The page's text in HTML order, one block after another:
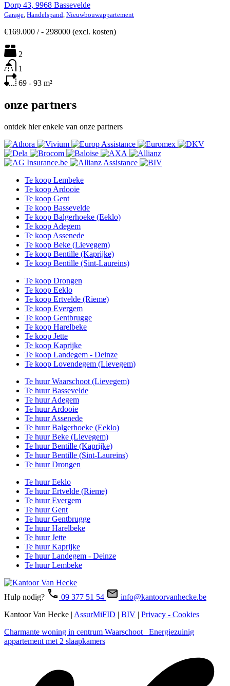
Dorp 43, 9968 Bassevelde
Garage, Handelspand, Nieuwbouwappartement
€169.000 / - 298000 (excl. kosten)
2
1
69 - 93 m²
onze partners
ontdek hier enkele van onze partners
Te koop Lembeke
Te koop Ardooie
Te koop Gent
Te koop Bassevelde
Te koop Balgerhoeke (Eeklo)
Te koop Adegem
Te koop Assenede
Te koop Beke (Lievegem)
Te koop Bentille (Kaprijke)
Te koop Bentille (Sint-Laureins)
Te koop Drongen
Te koop Eeklo
Te koop Ertvelde (Rieme)
Te koop Evergem
Te koop Gentbrugge
Te koop Harelbeke
Te koop Jette
Te koop Kaprijke
Te koop Landegem - Deinze
Te koop Lovendegem (Lievegem)
Te huur Waarschoot (Lievegem)
Te huur Bassevelde
Te huur Adegem
Te huur Ardooie
Te huur Assenede
Te huur Balgerhoeke (Eeklo)
Te huur Beke (Lievegem)
Te huur Bentille (Kaprijke)
Te huur Bentille (Sint-Laureins)
Te huur Drongen
Te huur Eeklo
Te huur Ertvelde (Rieme)
Te huur Evergem
Te huur Gent
Te huur Gentbrugge
Te huur Harelbeke
Te huur Jette
Te huur Kaprijke
Te huur Landegem - Deinze
Te huur Lembeke
Hulp nodig? 09 377 51 54
info@kantoorvanhecke.be
Kantoor Van Hecke | AssurMiFID | BIV | Privacy - Cookies
Charmante woning in centrum Waarschoot
Energiezuinig
appartement met 2 slaapkamers